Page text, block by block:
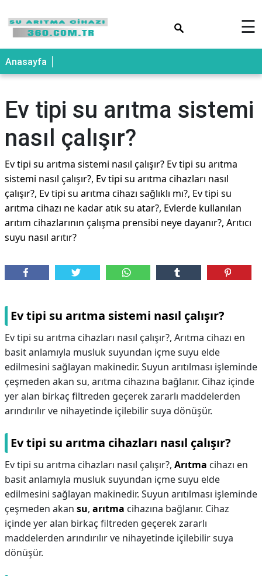
☰
Anasayfa
Ev tipi su arıtma sistemi
nasıl çalışır?
Ev tipi su arıtma sistemi nasıl çalışır? Ev tipi su arıtma
sistemi nasıl çalışır?, Ev tipi su arıtma cihazları nasıl
çalışır?, Ev tipi su arıtma cihazı sağlıklı mı?, Ev tipi su
arıtma cihazı ne kadar atık su atar?, Evlerde kullanılan
arıtım cihazlarının çalışma prensibi neye dayanır?, Arıtıcı
suyu nasıl arıtır?
Ev tipi su arıtma sistemi nasıl çalışır?
Ev tipi su arıtma cihazları nasıl çalışır?, Arıtma cihazı en
basit anlamıyla musluk suyundan içme suyu elde
edilmesini sağlayan makinedir. Suyun arıtılması işleminde
çeşmeden akan su, arıtma cihazına bağlanır. Cihaz içinde
yer alan birkaç filtreden geçerek zararlı maddelerden
arındırılır ve nihayetinde içilebilir suya dönüşür.
Ev tipi su arıtma cihazları nasıl çalışır?
Ev tipi su arıtma cihazları nasıl çalışır?, Arıtma cihazı en
basit anlamıyla musluk suyundan içme suyu elde
edilmesini sağlayan makinedir. Suyun arıtılması işleminde
çeşmeden akan su, arıtma cihazına bağlanır. Cihaz
içinde yer alan birkaç filtreden geçerek zararlı
maddelerden arındırılır ve nihayetinde içilebilir suya
dönüşür.